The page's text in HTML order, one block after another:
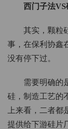
西门子法
其实，颗粒
事，在保利协鑫
没有停下过。
需要明确的
硅，制造工艺的
上来看，二者
提供给下游硅片